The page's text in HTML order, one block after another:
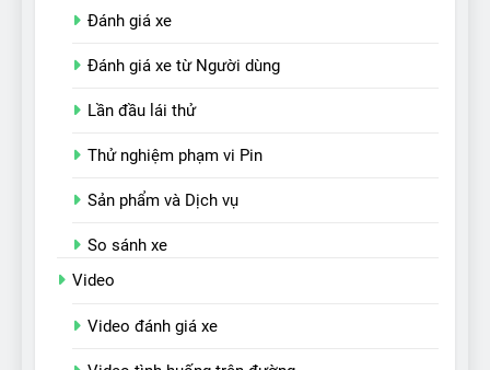
Đánh giá xe
Đánh giá xe từ Người dùng
Lần đầu lái thử
Thử nghiệm phạm vi Pin
Sản phẩm và Dịch vụ
So sánh xe
Video
Video đánh giá xe